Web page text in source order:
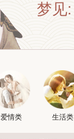
梦见:
爱情类 生活类